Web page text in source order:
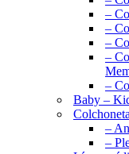
–
–
–
–
–
Baby –
–
–